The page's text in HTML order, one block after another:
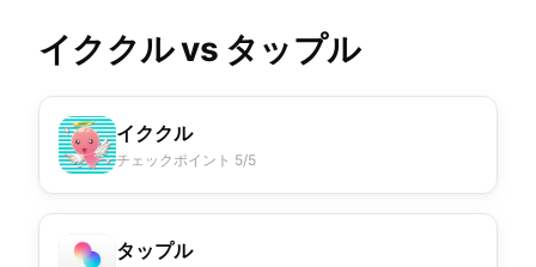
イククルvs タップル
イククル
チェックポイント 5/5
タップル